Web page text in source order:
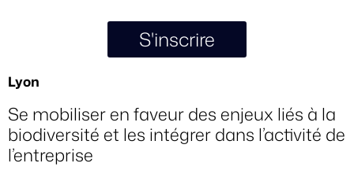
S'inscrire
Lyon
Se mobiliser en faveur des enjeux liés à la
biodiversité et les intégrer dans l’activité de
l’entreprise